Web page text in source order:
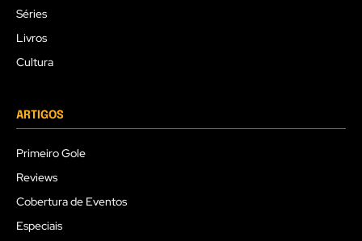
Séries
Livros
Cultura
ARTIGOS
Primeiro Gole
Reviews
Cobertura de Eventos
Especiais